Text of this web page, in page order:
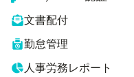
文書配付
勤怠管理
人事労務レポート